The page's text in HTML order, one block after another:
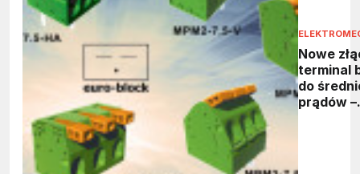
Nowe
terminal
do
prądów –